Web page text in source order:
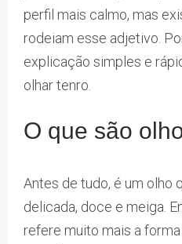
perfil mais calmo, mas
rodeiam esse adjetivo.
explicação simples e
olhar tenro.
O que são
Antes de tudo, é um olho
delicada, doce e meiga.
refere muito mais a